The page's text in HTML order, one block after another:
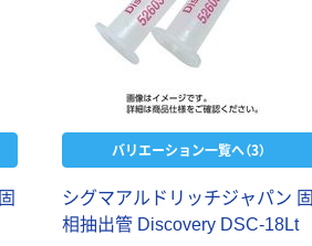
バリエーション一覧へ（3）
シグマアルドリッチジャパン 固
相抽出管 Discovery DSC-18Lt